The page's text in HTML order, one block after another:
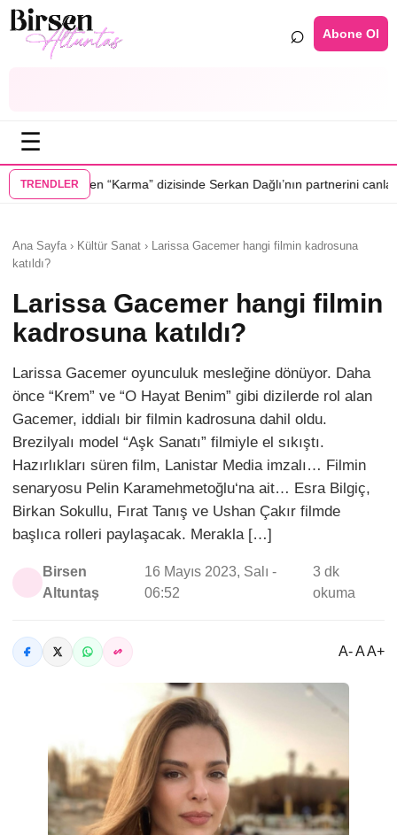
⌕ Abone Ol
☰
TRENDLER
dizisinde Serkan Dağlı’nın partnerini canlandıracak•Daha 17’ye
Ana Sayfa › Kültür Sanat › Larissa Gacemer hangi filmin kadrosuna
katıldı?
Larissa Gacemer hangi filmin
kadrosuna katıldı?
Larissa Gacemer oyunculuk mesleğine dönüyor. Daha
önce “Krem” ve “O Hayat Benim” gibi dizilerde rol alan
Gacemer, iddialı bir filmin kadrosuna dahil oldu.
Brezilyalı model “Aşk Sanatı” filmiyle el sıkıştı.
Hazırlıkları süren film, Lanistar Media imzalı… Filmin
senaryosu Pelin Karamehmetoğlu‘na ait… Esra Bilgiç,
Birkan Sokullu, Fırat Tanış ve Ushan Çakır filmde
başlıca rolleri paylaşacak. Merakla […]
Birsen
Altuntaş
16 Mayıs 2023, Salı -
06:52
3 dk
okuma
A- A A+